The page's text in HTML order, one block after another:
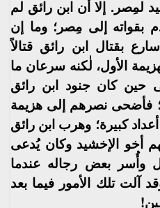
لمِصر. إلا أن ابن رائق لم
بقواته إلى مِصر؛ وما إن
بقتال ابن رائق قتالاً
الأول، لٰكنه سرعان ما
حين كان جنود ابن رائق
فأضحى نصرهم إلى هزيمة
كبيرة؛ وهرب ابن رائق
أخو الإخشيد وكان يُدعى
وأُسر بعض رجاله عندما
آلت تلك الأمور فيما بعد